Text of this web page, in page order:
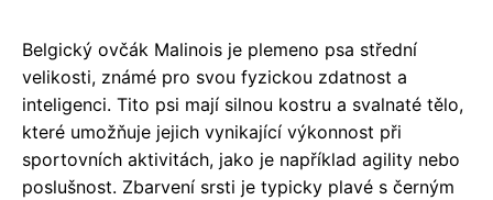
Belgický ovčák Malinois je plemeno psa střední
velikosti, známé pro svou fyzickou zdatnost a
inteligenci. Tito psi mají silnou kostru a svalnaté tělo,
které umožňuje jejich vynikající výkonnost při
sportovních aktivitách, jako je například agility nebo
poslušnost. Zbarvení srsti je typicky plavé s černým